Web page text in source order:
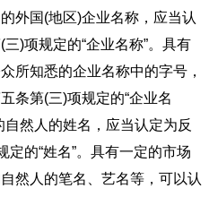
外国(地区)企业名称，应当认
)项规定的“企业名称”。具有
所知悉的企业名称中的字号，
条第(三)项规定的“企业名
然人的姓名，应当认定为反
的“姓名”。具有一定的市场
然人的笔名、艺名等，可以认